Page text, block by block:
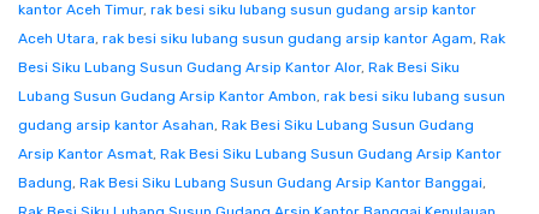
kantor Aceh Timur, rak besi siku lubang susun gudang arsip kantor
Aceh Utara, rak besi siku lubang susun gudang arsip kantor Agam, Rak
Besi Siku Lubang Susun Gudang Arsip Kantor Alor, Rak Besi Siku
Lubang Susun Gudang Arsip Kantor Ambon, rak besi siku lubang susun
gudang arsip kantor Asahan, Rak Besi Siku Lubang Susun Gudang
Arsip Kantor Asmat, Rak Besi Siku Lubang Susun Gudang Arsip Kantor
Badung, Rak Besi Siku Lubang Susun Gudang Arsip Kantor Banggai,